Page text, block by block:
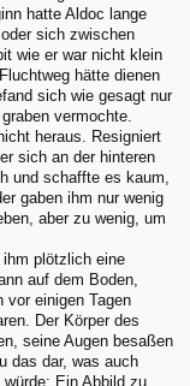
hatte Aldoc lange
sich zwischen
wie er war nicht klein
hätte dienen
sich wie gesagt nur
vermochte.
heraus. Resigniert
sich an der hinteren
und schaffte es kaum,
gaben ihm nur wenig
aber zu wenig, um
plötzlich eine
auf dem Boden,
einigen Tagen
Der Körper des
seine Augen besaßen
das dar, was auch
Ein Abbild zu